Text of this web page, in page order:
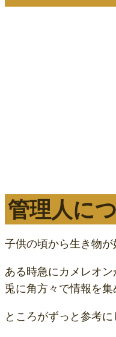
管理人に
子供の頃から生き物
ある時急にカメレオ
兎に角方々で情報を
ところがずっと参考